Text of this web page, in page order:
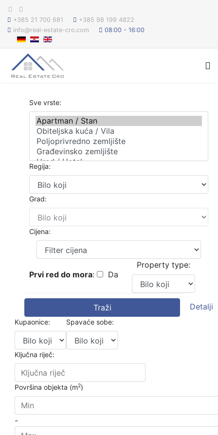
+385 21 700 681
+385 98 199 4822
info@real-estate-cro.com
08:00 - 16:00
Sve vrste:
Regija:
Grad:
Cijena:
Prvi red do mora: Da
Property type:
Traži Detalji
Kupaonice: Spavaće sobe:
Ključna riječ:
Površina objekta (m2)
-